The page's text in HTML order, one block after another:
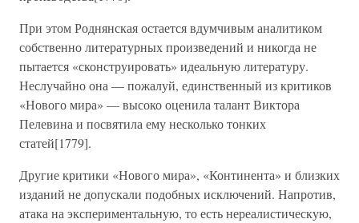
При этом Роднянская остается вдумчивым аналитиком
собственно литературных произведений и никогда не
пытается «сконструировать» идеальную литературу.
Неслучайно она — пожалуй, единственный из критиков
«Нового мира» — высоко оценила талант Виктора
Пелевина и посвятила ему несколько тонких
статей[1779].
Другие критики «Нового мира», «Континента» и близких
изданий не допускали подобных исключений. Напротив,
атака на экспериментальную, то есть нереалистическую,